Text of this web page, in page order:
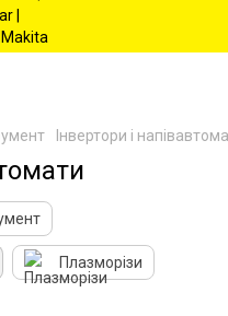
Інвертори і
Плазморізи